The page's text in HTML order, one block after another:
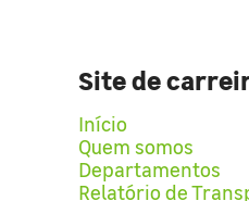
Site de
Início
Quem somos
Departamentos
Relatório de